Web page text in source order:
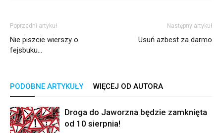
Poprzedni artykuł
Nie piszcie wierszy o
fejsbuku…
Następny artykuł
Usuń azbest za darmo
PODOBNE ARTYKUŁY WIĘCEJ OD AUTORA
Droga do Jaworzna będzie zamknięta
od 10 sierpnia!